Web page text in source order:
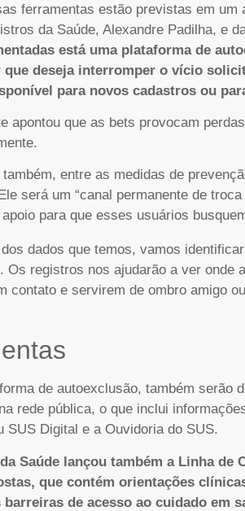
ferramentas estão previstas em
da Saúde, Alexandre Padilha, e
está uma plataforma de
que deseja interromper o vício
para novos cadastros ou
apontou que as bets provocam
entre as medidas de
será um “canal permanente de
para que esses usuários
dos dados que temos, vamos
Os registros nos ajudarão a ver onde
contato e servirem de ombro amigo
de autoexclusão, também serão
rede pública, o que inclui
SUS Digital e a Ouvidoria do SUS.
Saúde lançou também a Linha de
que contém orientações
de acesso ao cuidado em